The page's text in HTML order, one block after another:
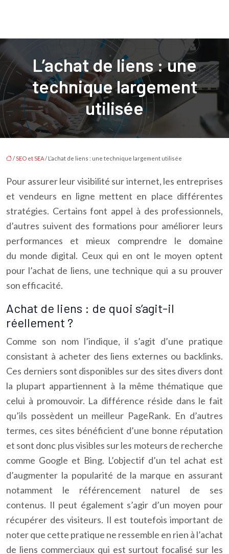
L’achat de liens : une
technique largement
utilisée
/SEO et SEA/ L’achat de liens : une technique largement utilisée
Pour assurer leur visibilité sur internet, les entreprises
et vendeurs en ligne mettent en place différentes
stratégies. Certains font appel à des professionnels,
d’autres suivent des formations pour améliorer leurs
performances et mieux comprendre le domaine
du monde digital. Ceux qui en ont le moyen optent
pour l’achat de liens, une technique qui a su prouver
son efficacité.
Achat de liens : de quoi s’agit-il
réellement ?
Comme son nom l’indique, il s’agit d’une pratique
consistant à acheter des liens externes ou backlinks.
Ces derniers sont disponibles sur des sites divers dont
la plupart appartiennent à la même thématique que
celui à promouvoir. La différence réside dans le fait
qu’ils possèdent un meilleur PageRank. En d’autres
termes, ces sites bénéficient d’une bonne réputation
et sont donc plus visibles sur les moteurs de recherche
comme Google et Bing. L’objectif d’un tel achat est
d’augmenter la popularité de la marque en assurant
notamment le référencement naturel de ses
contenus. Il peut également s’agir d’un moyen pour
récupérer des visiteurs. Il est toutefois important de
noter que cette pratique ne ressemble en rien à l’achat
de liens commerciaux qui est surtout focalisé sur les